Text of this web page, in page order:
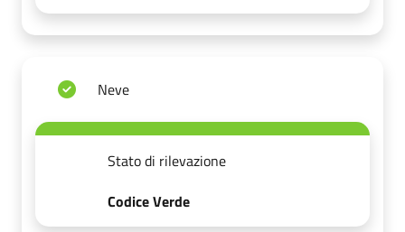
Neve
Stato di rilevazione
Codice Verde